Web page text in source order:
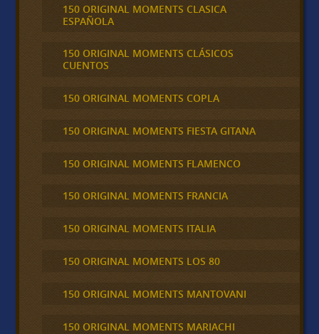
150 ORIGINAL MOMENTS CLASICA
ESPAÑOLA
150 ORIGINAL MOMENTS CLÁSICOS
CUENTOS
150 ORIGINAL MOMENTS COPLA
150 ORIGINAL MOMENTS FIESTA GITANA
150 ORIGINAL MOMENTS FLAMENCO
150 ORIGINAL MOMENTS FRANCIA
150 ORIGINAL MOMENTS ITALIA
150 ORIGINAL MOMENTS LOS 80
150 ORIGINAL MOMENTS MANTOVANI
150 ORIGINAL MOMENTS MARIACHI